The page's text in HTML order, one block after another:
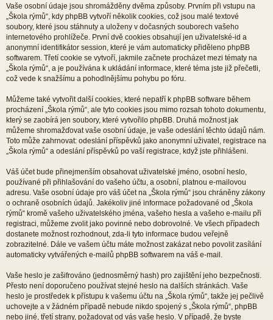
Vaše osobní údaje jsou shromážděny dvěma způsoby. Prvním při vstupu na
„Škola rýmů“, kdy phpBB vytvoří několik cookies, což jsou malé textové
soubory, které jsou stáhnuty a uloženy v dočasných souborech vašeho
internetového prohlížeče. První dvě cookies obsahují jen uživatelské-id a
anonymní identifikátor session, které je vám automaticky přiděleno phpBB
softwarem. Třetí cookie se vytvoří, jakmile začnete procházet mezi tématy na
„Škola rýmů“, a je používána k ukládání informace, které téma jste již přečetli,
což vede k snažšímu a pohodlnějšímu pohybu po fóru.
Můžeme také vytvořit další cookies, které nepatří k phpBB software během
procházení „Škola rýmů“, ale tyto cookies jsou mimo rozsah tohoto dokumentu,
který se zaobírá jen soubory, které vytvořilo phpBB. Druhá možnost jak
můžeme shromažďovat vaše osobní údaje, je vaše odeslání těchto údajů nám.
Toto může zahrnovat: odeslání příspěvků jako anonymní uživatel, registrace na
„Škola rýmů“ a odeslání příspěvků po vaší registrace, když jste přihlášeni.
Váš účet bude přinejmenším obsahovat uživatelské jméno, osobní heslo,
používané při přihlašování do vašeho účtu, a osobní, platnou e-mailovou
adresu. Vaše osobní údaje pro váš účet na „Škola rýmů“ jsou chráněny zákony
o ochraně osobních údajů. Jakékoliv jiné informace požadované od „Škola
rýmů“ kromě vašeho uživatelského jména, vašeho hesla a vašeho e-mailu při
registraci, můžeme zvolit jako povinné nebo dobrovolné. Ve všech případech
dostanete možnost rozhodnout, zda-li tyto informace budou veřejně
zobrazitelné. Dále ve vašem účtu máte možnost zakázat nebo povolit zasílání
automaticky vytvářených e-mailů phpBB softwarem na váš e-mail.
Vaše heslo je zašifrováno (jednosměrný hash) pro zajištění jeho bezpečnosti.
Přesto není doporučeno používat stejné heslo na dalších stránkách. Vaše
heslo je prostředek k přístupu k vašemu účtu na „Škola rýmů“, takže jej pečlivě
uchovejte a v žádném případě nebude nikdo spojený s „Škola rýmů“, phpBB
nebo jiné, třetí strany, požadovat od vás vaše heslo. V případě, že byste